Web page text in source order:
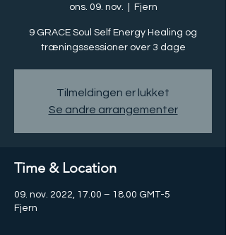
ons. 09. nov. Fjern
9 GRACE Soul Self Energy Healing og
Tilmeldingen er lukket
Se andre arrangementer
Time & Location
09. nov. 2022, 17.00 – 18.00 GMT-5
Fjern